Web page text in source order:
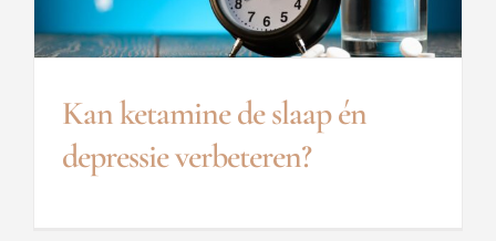
Kan ketamine de slaap én
depressie verbeteren?